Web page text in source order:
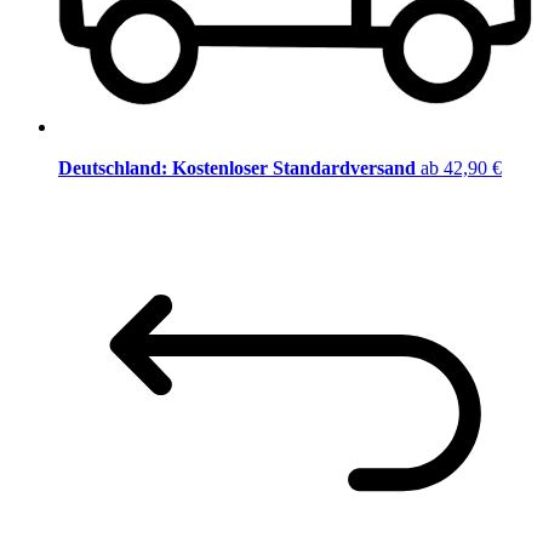
Deutschland: Kostenloser Standardversand ab 42,90 €